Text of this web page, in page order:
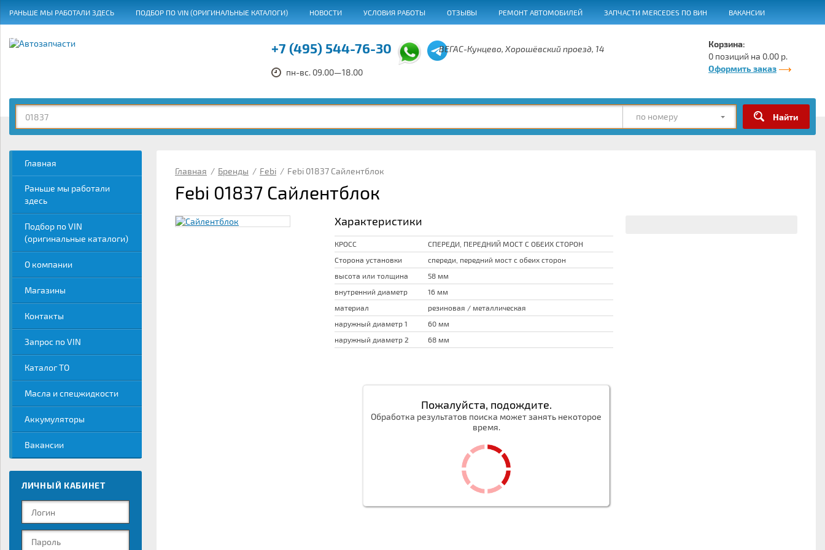
РАНЬШЕ МЫ РАБОТАЛИ ЗДЕСЬ ПОДБОР ПО VIN (ОРИГИНАЛЬНЫЕ КАТАЛОГИ) НОВОСТИ УСЛОВИЯ РАБОТЫ ОТЗЫВЫ РЕМОНТ АВТОМОБИЛЕЙ ЗАПЧАСТИ MERCEDES ПО ВИН ВАКАНСИИ
ГРАФИК РАБОТЫ
+7 (495) 544-76-30
пн-вс. 09.00—18.00
ВЕГАС-Кунцево, Хорошёвский проезд, 14
Корзина:
0 позиций на 0.00 р.
Оформить заказ
по номеру
Главная / Бренды / Febi / Febi 01837 Сайлентблок
Febi 01837 Сайлентблок
Характеристики
КРОСС
СПЕРЕДИ, ПЕРЕДНИЙ МОСТ С ОБЕИХ СТОРОН
Сторона установки
спереди, передний мост с обеих сторон
высота или толщина
58 мм
внутренний диаметр
16 мм
материал
резиновая / металлическая
наружный диаметр 1
60 мм
наружный диаметр 2
68 мм
Пожалуйста, подождите.
Обработка результатов поиска может занять некоторое
время.
Главная
Раньше мы работали
здесь
Подбор по VIN
(оригинальные каталоги)
О компании
Магазины
Контакты
Запрос по VIN
Каталог ТО
Масла и спецжидкости
Аккумуляторы
Вакансии
ЛИЧНЫЙ КАБИНЕТ